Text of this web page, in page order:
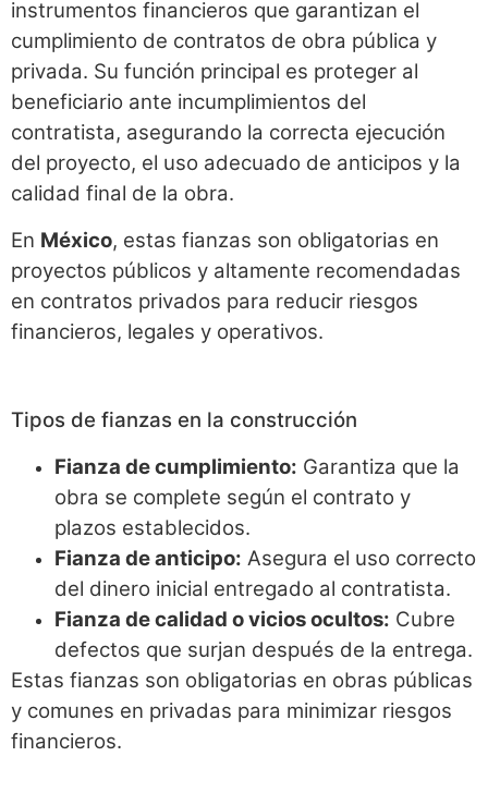
instrumentos financieros que garantizan el
cumplimiento de contratos de obra pública y
privada. Su función principal es proteger al
beneficiario ante incumplimientos del
contratista, asegurando la correcta ejecución
del proyecto, el uso adecuado de anticipos y la
calidad final de la obra.
En México, estas fianzas son obligatorias en
proyectos públicos y altamente recomendadas
en contratos privados para reducir riesgos
financieros, legales y operativos.
Tipos de fianzas en la construcción
Fianza de cumplimiento: Garantiza que la
obra se complete según el contrato y
plazos establecidos.
Fianza de anticipo: Asegura el uso correcto
del dinero inicial entregado al contratista.
Fianza de calidad o vicios ocultos: Cubre
defectos que surjan después de la entrega.
Estas fianzas son obligatorias en obras públicas
y comunes en privadas para minimizar riesgos
financieros.